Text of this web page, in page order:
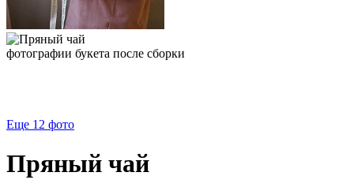
фотографии букета после сборки
Еще 12 фото
Пряный чай